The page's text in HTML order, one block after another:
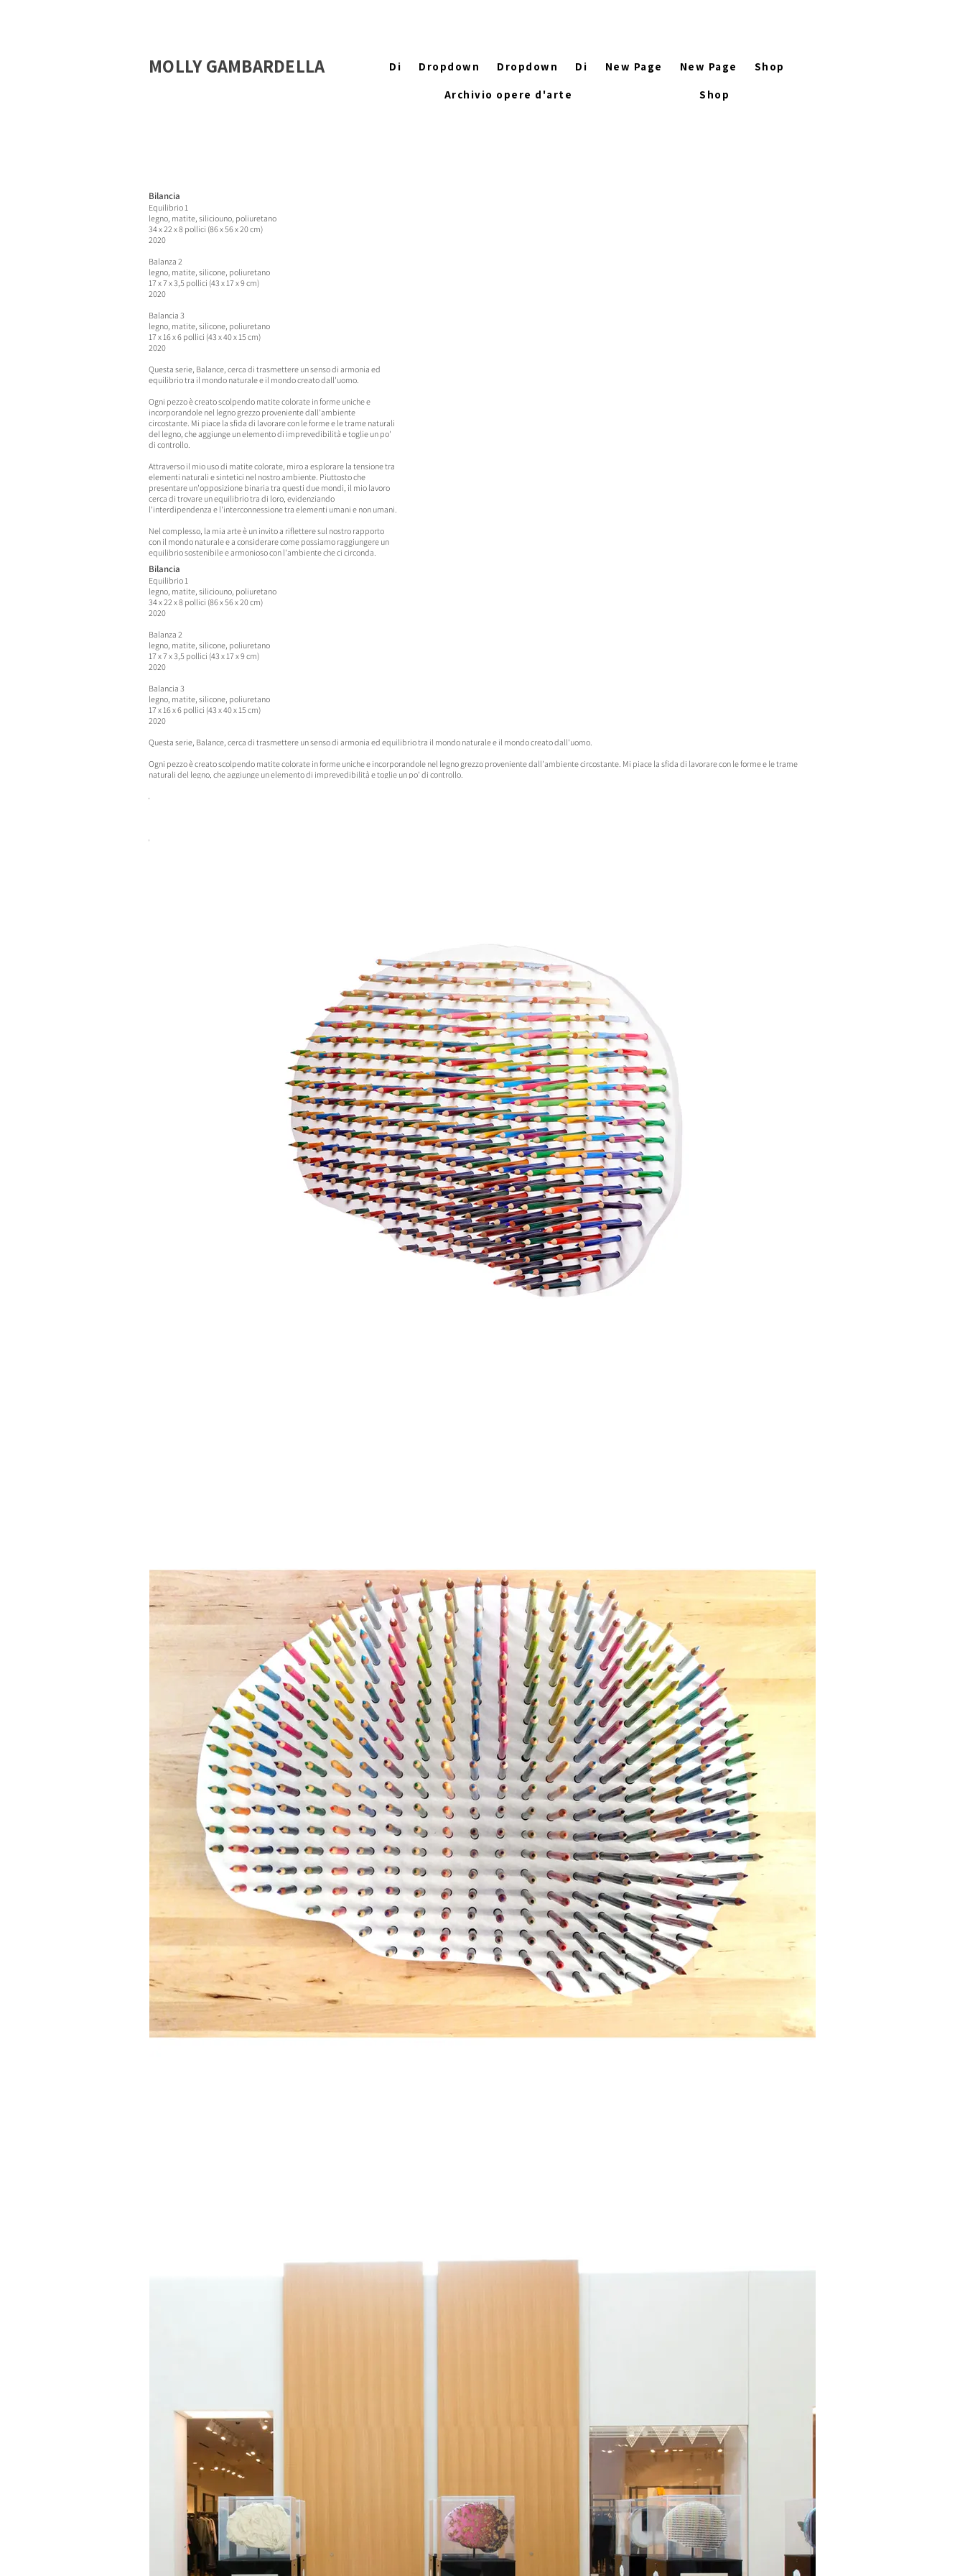
MOLLY GAMBARDELLA Di Dropdown Dropdown Di New Page New Page Shop
Archivio opere d'arte Shop
Bilancia
Equilibrio 1
legno, matite, siliciouno, poliuretano
34 x 22 x 8 pollici (86 x 56 x 20 cm)
2020
Balanza 2
legno, matite, silicone, poliuretano
17 x 7 x 3,5 pollici (43 x 17 x 9 cm)
2020
Balancia 3
legno, matite, silicone, poliuretano
17 x 16 x 6 pollici (43 x 40 x 15 cm)
2020
Questa serie, Balance, cerca di trasmettere un senso di armonia ed equilibrio tra il mondo naturale e il mondo creato dall'uomo.
Ogni pezzo è creato scolpendo matite colorate in forme uniche e incorporandole nel legno grezzo proveniente dall'ambiente circostante. Mi piace la sfida di lavorare con le forme e le trame
naturali del legno, che aggiunge un elemento di imprevedibilità e toglie un po' di controllo.
Attraverso il mio uso di matite colorate, miro a esplorare la tensione tra elementi naturali e sintetici nel nostro ambiente. Piuttosto che presentare un'opposizione binaria tra questi due mondi,
ci circonda.
Bilancia
Equilibrio 1
legno, matite, siliciouno, poliuretano
34 x 22 x 8 pollici (86 x 56 x 20 cm)
2020
Balanza 2
legno, matite, silicone, poliuretano
17 x 7 x 3,5 pollici (43 x 17 x 9 cm)
2020
Balancia 3
legno, matite, silicone, poliuretano
17 x 16 x 6 pollici (43 x 40 x 15 cm)
2020
Questa serie, Balance, cerca di trasmettere un senso di armonia ed
equilibrio tra il mondo naturale e il mondo creato dall'uomo.
Ogni pezzo è creato scolpendo matite colorate in forme uniche e
incorporandole nel legno grezzo proveniente dall'ambiente
circostante. Mi piace la sfida di lavorare con le forme e le trame naturali
del legno, che aggiunge un elemento di imprevedibilità e toglie un po'
di controllo.
Attraverso il mio uso di matite colorate, miro a esplorare la tensione tra
elementi naturali e sintetici nel nostro ambiente. Piuttosto che
presentare un'opposizione binaria tra questi due mondi, il mio lavoro
cerca di trovare un equilibrio tra di loro, evidenziando
l'interdipendenza e l'interconnessione tra elementi umani e non umani.
Nel complesso, la mia arte è un invito a riflettere sul nostro rapporto
con il mondo naturale e a considerare come possiamo raggiungere un
equilibrio sostenibile e armonioso con l'ambiente che ci circonda.